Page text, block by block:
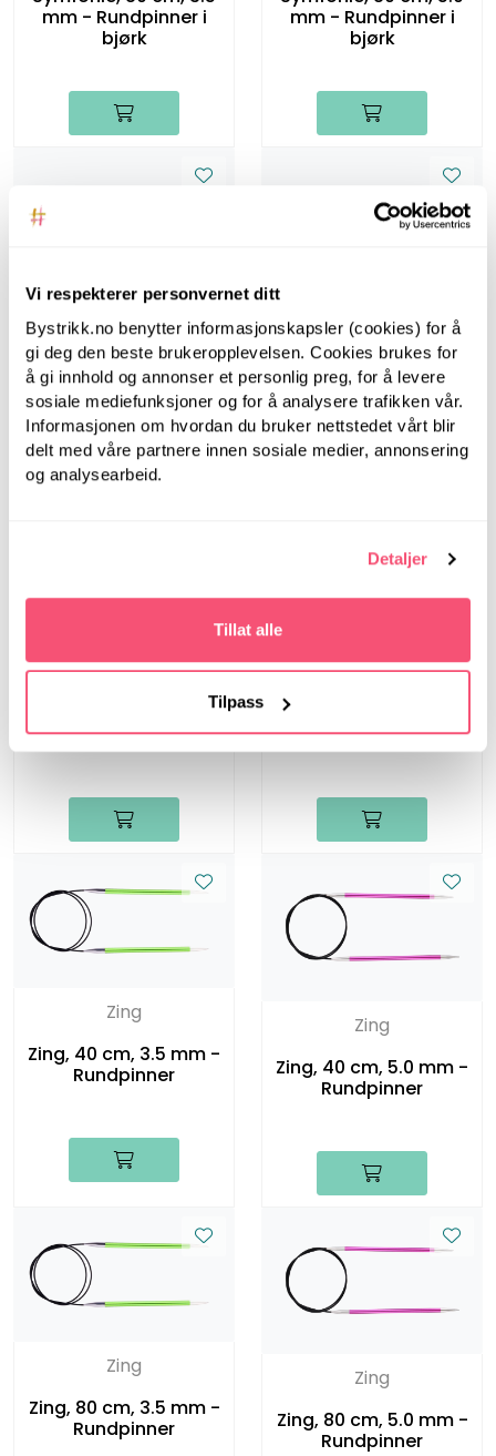
Vi respekterer personvernet ditt
Bystrikk.no benytter informasjonskapsler (cookies) for å
gi deg den beste brukeropplevelsen. Cookies brukes for
å gi innhold og annonser et personlig preg, for å levere
sosiale mediefunksjoner og for å analysere trafikken vår.
Informasjonen om hvordan du bruker nettstedet vårt blir
delt med våre partnere innen sosiale medier, annonsering
og analysearbeid.
Detaljer
Tillat alle
Tilpass
mm - Rundpinner i
bjørk
mm - Rundpinner i
bjørk
Symfonie
Symfonie, 100 cm, 3.5
mm - Rundpinner i
bjørk
Symfonie
Symfonie, 100 cm, 5.0
mm - Rundpinner i
bjørk
Zing
Zing, 20 cm, 3.5 mm -
Strømpepinner
Zing
Zing, 20 cm, 5.0 mm -
Strømpepinner
Zing
Zing, 40 cm, 3.5 mm -
Rundpinner
Zing
Zing, 40 cm, 5.0 mm -
Rundpinner
Zing
Zing, 80 cm, 3.5 mm -
Rundpinner
Zing
Zing, 80 cm, 5.0 mm -
Rundpinner